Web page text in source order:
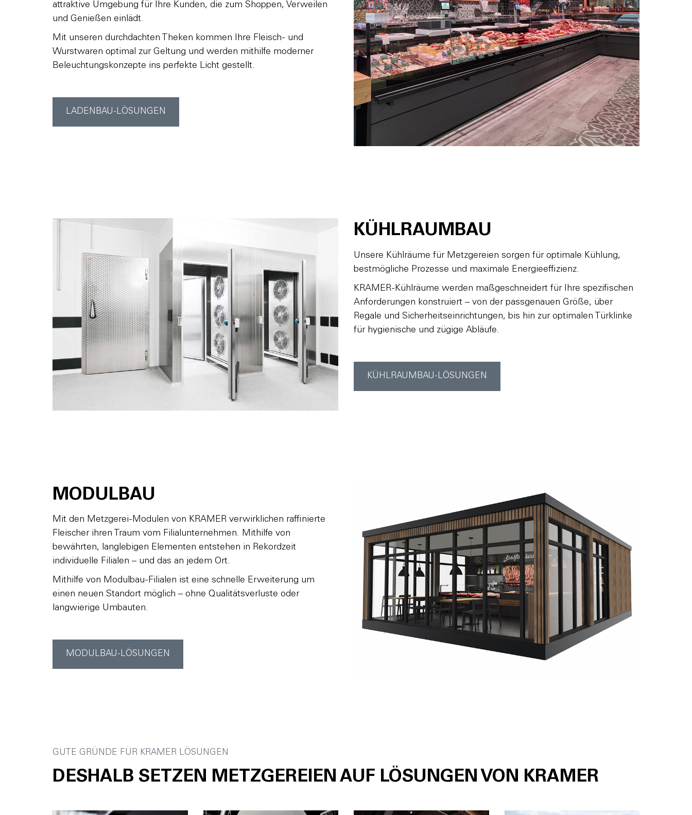
attraktive Umgebung für Ihre Kunden, die zum Shoppen, Verweilen
und Genießen einlädt.
Mit unseren durchdachten Theken kommen Ihre Fleisch- und
Wurstwaren optimal zur Geltung und werden mithilfe moderner
Beleuchtungskonzepte ins perfekte Licht gestellt.
LADENBAU-LÖSUNGEN
KÜHLRAUMBAU
Unsere Kühlräume für Metzgereien sorgen für optimale Kühlung,
bestmögliche Prozesse und maximale Energieeffizienz.
KRAMER-Kühlräume werden maßgeschneidert für Ihre spezifischen
Anforderungen konstruiert – von der passgenauen Größe, über
Regale und Sicherheitseinrichtungen, bis hin zur optimalen Türklinke
für hygienische und zügige Abläufe.
KÜHLRAUMBAU-LÖSUNGEN
MODULBAU
Mit den Metzgerei-Modulen von KRAMER verwirklichen raffinierte
Fleischer ihren Traum vom Filialunternehmen. Mithilfe von
bewährten, langlebigen Elementen entstehen in Rekordzeit
individuelle Filialen – und das an jedem Ort.
Mithilfe von Modulbau-Filialen ist eine schnelle Erweiterung um
einen neuen Standort möglich – ohne Qualitätsverluste oder
langwierige Umbauten.
MODULBAU-LÖSUNGEN
GUTE GRÜNDE FÜR KRAMER LÖSUNGEN
DESHALB SETZEN METZGEREIEN AUF LÖSUNGEN VON KRAMER